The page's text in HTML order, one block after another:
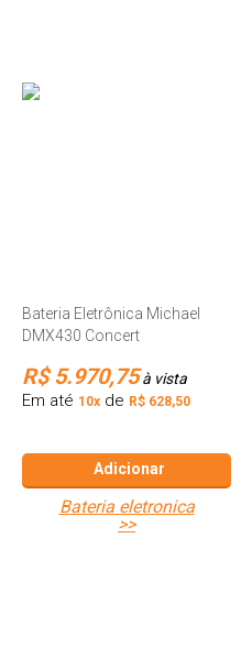
Bateria Eletrônica Michael
DMX430 Concert
R$ 5.970,75à vista
Em até 10x de R$ 628,50
Adicionar
bateria eletronica
>>